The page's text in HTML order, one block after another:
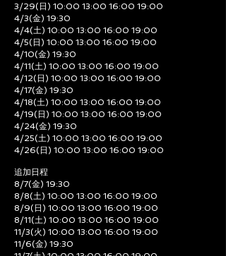
3/29(日) 10:00 13:00 16:00 19:00
4/3(金) 19:30
4/4(土) 10:00 13:00 16:00 19:00
4/5(日) 10:00 13:00 16:00 19:00
4/10(金) 19:30
4/11(土) 10:00 13:00 16:00 19:00
4/12(日) 10:00 13:00 16:00 19:00
4/17(金) 19:30
4/18(土) 10:00 13:00 16:00 19:00
4/19(日) 10:00 13:00 16:00 19:00
4/24(金) 19:30
4/25(土) 10:00 13:00 16:00 19:00
4/26(日) 10:00 13:00 16:00 19:00
追加日程
8/7(金) 19:30
8/8(土) 10:00 13:00 16:00 19:00
8/9(日) 10:00 13:00 16:00 19:00
8/11(土) 10:00 13:00 16:00 19:00
11/3(火) 10:00 13:00 16:00 19:00
11/6(金) 19:30